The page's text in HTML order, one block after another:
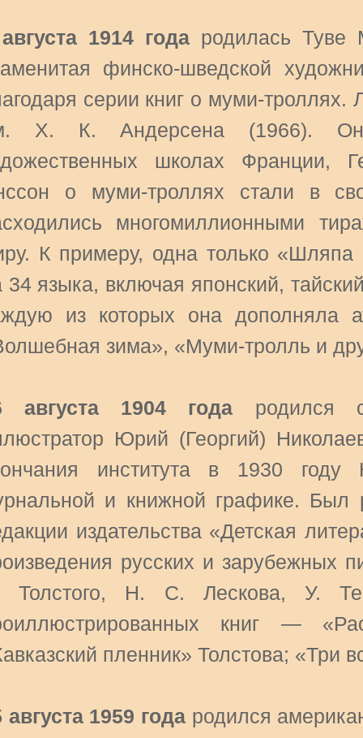
1914 года родилась
финско-шведской
серии книг о муми-
Х. К. Андерсена (1966).
школах Франции,
о муми-троллях стали в
многомиллионными
К примеру, одна только
34 языка, включая японский,
из которых она дополняла
зима», «Муми-тролль и
августа 1904 года родился
Юрий (Георгий)
института в 1930
и книжной графике. Был
издательства «Детская
русских и зарубежных
Толстого, Н. С. Лескова, У.
книг —
пленник» Толстова; «Три
августа 1959 года родился